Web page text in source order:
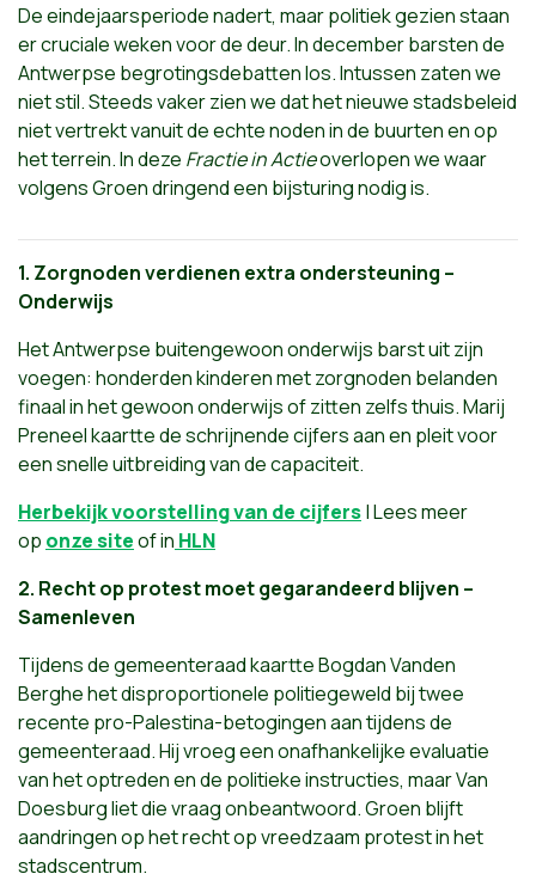
De eindejaarsperiode nadert, maar politiek gezien staan
er cruciale weken voor de deur. In december barsten de
Antwerpse begrotingsdebatten los. Intussen zaten we
niet stil. Steeds vaker zien we dat het nieuwe stadsbeleid
niet vertrekt vanuit de echte noden in de buurten en op
het terrein. In deze Fractie in Actieoverlopen we waar
volgens Groen dringend een bijsturing nodig is.
1. Zorgnoden verdienen extra ondersteuning –
Onderwijs
Het Antwerpse buitengewoon onderwijs barst uit zijn
voegen: honderden kinderen met zorgnoden belanden
finaal in het gewoon onderwijs of zitten zelfs thuis. Marij
Preneel kaartte de schrijnende cijfers aan en pleit voor
een snelle uitbreiding van de capaciteit.
Herbekijk voorstelling van de cijfers| Lees meer
op onze siteof in HLN
2. Recht op protest moet gegarandeerd blijven –
Samenleven
Tijdens de gemeenteraad kaartte Bogdan Vanden
Berghe het disproportionele politiegeweld bij twee
recente pro-Palestina-betogingen aan tijdens de
gemeenteraad. Hij vroeg een onafhankelijke evaluatie
van het optreden en de politieke instructies, maar Van
Doesburg liet die vraag onbeantwoord. Groen blijft
aandringen op het recht op vreedzaam protest in het
stadscentrum.